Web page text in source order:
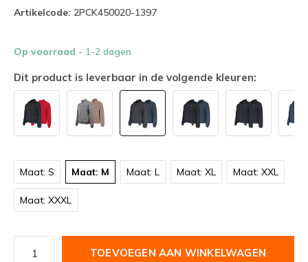
Artikelcode: 2PCK450020-1397
Op voorraad - 1-2 dagen
Dit product is leverbaar in de volgende kleuren:
Maat: S Maat: M Maat: L Maat: XL Maat: XXL
Maat: XXXL
TOEVOEGEN AAN WINKELWAGEN